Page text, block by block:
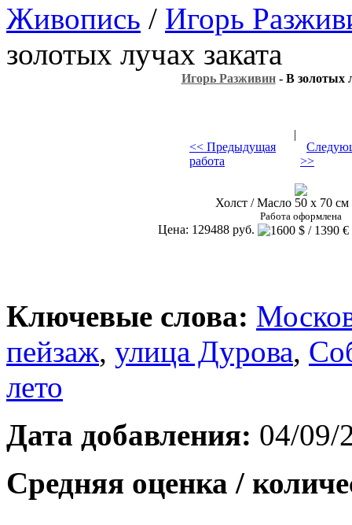
Живопись / Игорь
золотых лучах заката
Игорь Разживин- В золотых
<< Предыдущая
работа
|
>>
Холст / Масло 50 х 70 см
Работа оформлена
Цена: 129488 руб.
Ключевые слова:
пейзаж, улица Дурова,
лето
Дата добавления: 04/09/
Средняя оценка /